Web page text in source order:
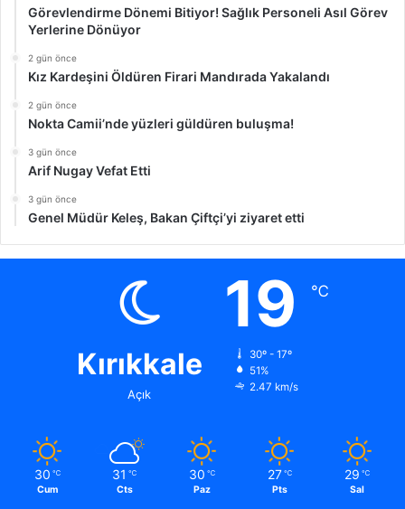
Görevlendirme Dönemi Bitiyor! Sağlık Personeli Asıl Görev
Yerlerine Dönüyor
2 gün önce
Kız Kardeşini Öldüren Firari Mandırada Yakalandı
2 gün önce
Nokta Camii’nde yüzleri güldüren buluşma!
3 gün önce
Arif Nugay Vefat Etti
3 gün önce
Genel Müdür Keleş, Bakan Çiftçi’yi ziyaret etti
Kırıkkale
Açık
19 ℃
30º - 17º
51%
2.47 km/s
30 ℃
Cum
31 ℃
Cts
30 ℃
Paz
27 ℃
Pts
29 ℃
Sal